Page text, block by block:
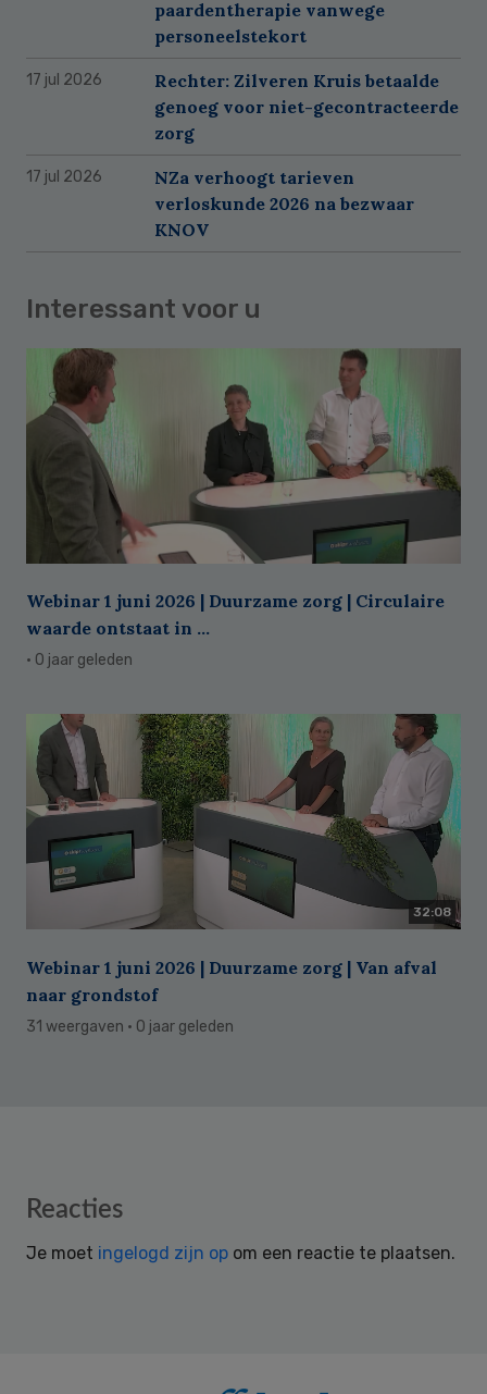
paardentherapie vanwege
personeelstekort
17 jul 2026
Rechter: Zilveren Kruis betaalde
genoeg voor niet-gecontracteerde
zorg
17 jul 2026
NZa verhoogt tarieven
verloskunde 2026 na bezwaar
KNOV
Interessant voor u
Webinar 1 juni 2026 | Duurzame zorg | Circulaire
waarde ontstaat in ...
· 0 jaar geleden
32:08
Webinar 1 juni 2026 | Duurzame zorg | Van afval
naar grondstof
31 weergaven · 0 jaar geleden
Reader
Reacties
Je moet ingelogd zijn op om een reactie te plaatsen.